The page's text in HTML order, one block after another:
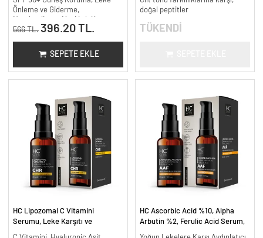
Önleme ve Giderme,
Nemlendirme, Mavi Işık Koruma
566 TL. 396.20 TL.
SEPETE EKLE
doğal peptitler
TÜKENDİ
HC Lipozomal C Vitamini
Serumu, Leke Karşıtı ve
HC Ascorbic Acid %10, Alpha
Arbutin %2, Ferulic Acid Serum,